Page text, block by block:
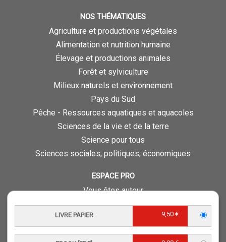
LIVRE PAPIER 9,50 €
NOS THÉMATIQUES
Agriculture et productions végétales
Alimentation et nutrition humaine
Élevage et productions animales
Forêt et sylviculture
Milieux naturels et environnement
Pays du Sud
Pêche - Ressources aquatiques et aquacoles
Sciences de la vie et de la terre
Science pour tous
Sciences sociales, politiques, économiques
ESPACE PRO
Vous êtes auteur
Vous êtes journaliste
Vous êtes libraire